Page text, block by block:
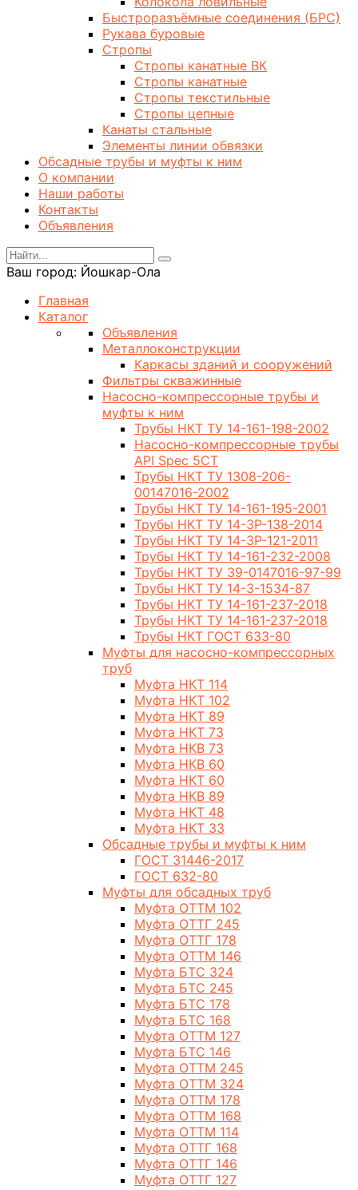
Быстроразъёмные соединения (БРС)
Рукава буровые
Стропы
Стропы канатные ВК
Стропы канатные
Стропы текстильные
Стропы цепные
Канаты стальные
Элементы линии обвязки
Обсадные трубы и муфты к ним
О компании
Наши работы
Контакты
Объявления
Ваш город: Йошкар-Ола
Главная
Каталог
Объявления
Металлоконструкции
Каркасы зданий и сооружений
Фильтры скважинные
Насосно-компрессорные трубы и
муфты к ним
Трубы НКТ ТУ 14-161-198-2002
Насосно-компрессорные трубы
API Spec 5CT
Трубы НКТ ТУ 1308-206-
00147016-2002
Трубы НКТ ТУ 14-161-195-2001
Трубы НКТ ТУ 14-3Р-138-2014
Трубы НКТ ТУ 14-3Р-121-2011
Трубы НКТ ТУ 14-161-232-2008
Трубы НКТ ТУ 39-0147016-97-99
Трубы НКТ ТУ 14-3-1534-87
Трубы НКТ ТУ 14-161-237-2018
Трубы НКТ ТУ 14-161-237-2018
Трубы НКТ ГОСТ 633-80
Муфты для насосно-компрессорных
труб
Муфта НКТ 114
Муфта НКТ 102
Муфта НКТ 89
Муфта НКТ 73
Муфта НКВ 73
Муфта НКВ 60
Муфта НКТ 60
Муфта НКВ 89
Муфта НКТ 48
Муфта НКТ 33
Обсадные трубы и муфты к ним
ГОСТ 31446-2017
ГОСТ 632-80
Муфты для обсадных труб
Муфта ОТТМ 102
Муфта ОТТГ 245
Муфта ОТТГ 178
Муфта ОТТМ 146
Муфта БТС 324
Муфта БТС 245
Муфта БТС 178
Муфта БТС 168
Муфта ОТТМ 127
Муфта БТС 146
Муфта ОТТМ 245
Муфта ОТТМ 324
Муфта ОТТМ 178
Муфта ОТТМ 168
Муфта ОТТМ 114
Муфта ОТТГ 168
Муфта ОТТГ 146
Муфта ОТТГ 127